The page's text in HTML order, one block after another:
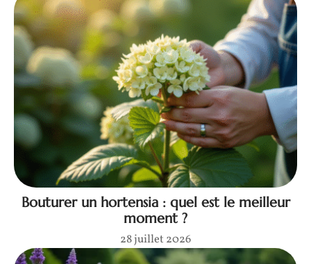
Bouturer un hortensia : quel est le meilleur
moment ?
28 juillet 2026